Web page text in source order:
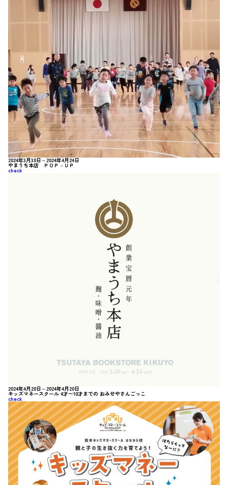
2024年3月30日～2024年4月24日
やまうち本店 ＰＯＰ－ＵＰ
check
2024年4月20日～2024年4月20日
キッズマネースクール 4才〜10才までの おみせやさんごっこ
check